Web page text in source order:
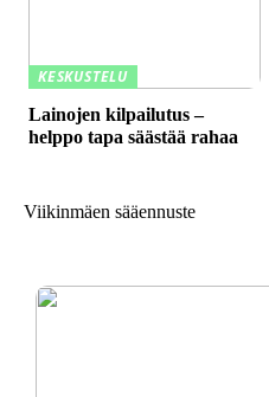
KESKUSTELU
Lainojen kilpailutus –
helppo tapa säästää rahaa
Viikinmäen sääennuste